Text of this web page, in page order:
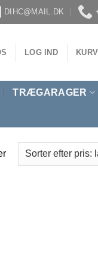
DIHC@MAIL.DK
LOG IND
TRÆGARAGER